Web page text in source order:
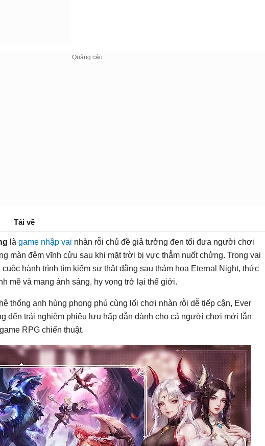
Tải về
là game nhập vai nhàn rỗi chủ đề giả tưởng đen tối đưa người chơi
màn đêm vĩnh cửu sau khi mặt trời bị vực thẳm nuốt chửng. Trong vai
cuộc hành trình tìm kiếm sự thật đằng sau thảm họa Eternal Night, thức
mẽ và mang ánh sáng, hy vọng trở lại thế giới.
thống anh hùng phong phú cùng lối chơi nhàn rỗi dễ tiếp cận, Ever
đến trải nghiệm phiêu lưu hấp dẫn dành cho cả người chơi mới lẫn
RPG chiến thuật.